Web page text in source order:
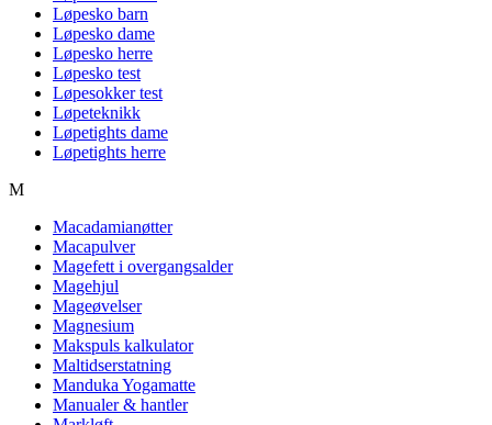
Løpesko barn
Løpesko dame
Løpesko herre
Løpesko test
Løpesokker test
Løpeteknikk
Løpetights dame
Løpetights herre
M
Macadamianøtter
Macapulver
Magefett i overgangsalder
Magehjul
Mageøvelser
Magnesium
Makspuls kalkulator
Maltidserstatning
Manduka Yogamatte
Manualer & hantler